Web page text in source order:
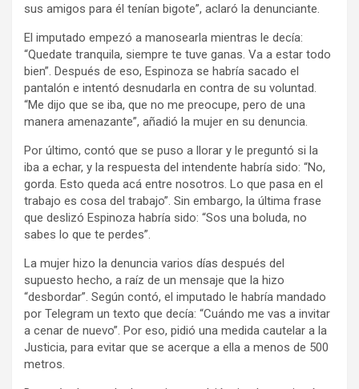
sus amigos para él tenían bigote”, aclaró la denunciante.
El imputado empezó a manosearla mientras le decía:
“Quedate tranquila, siempre te tuve ganas. Va a estar todo
bien”. Después de eso, Espinoza se habría sacado el
pantalón e intentó desnudarla en contra de su voluntad.
“Me dijo que se iba, que no me preocupe, pero de una
manera amenazante”, añadió la mujer en su denuncia.
Por último, contó que se puso a llorar y le preguntó si la
iba a echar, y la respuesta del intendente habría sido: “No,
gorda. Esto queda acá entre nosotros. Lo que pasa en el
trabajo es cosa del trabajo”. Sin embargo, la última frase
que deslizó Espinoza habría sido: “Sos una boluda, no
sabes lo que te perdes”.
La mujer hizo la denuncia varios días después del
supuesto hecho, a raíz de un mensaje que la hizo
“desbordar”. Según contó, el imputado le habría mandado
por Telegram un texto que decía: “Cuándo me vas a invitar
a cenar de nuevo”. Por eso, pidió una medida cautelar a la
Justicia, para evitar que se acerque a ella a menos de 500
metros.